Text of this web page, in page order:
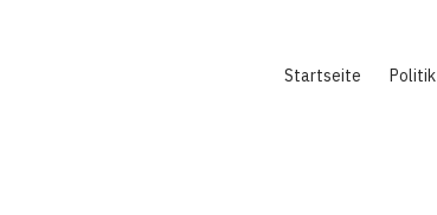
Startseite Politik